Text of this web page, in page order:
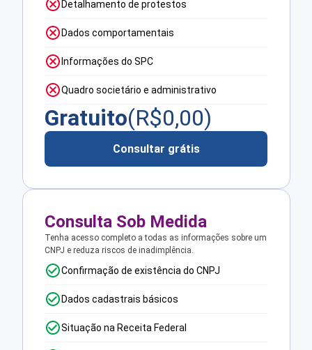
Detalhamento de protestos
Dados comportamentais
Informações do SPC
Quadro societário e administrativo
Gratuito(R$0,00)
Consultar grátis
Consulta Sob Medida
Tenha acesso completo a todas as informações sobre um
CNPJ e reduza riscos de inadimplência.
Confirmação de existência do CNPJ
Dados cadastrais básicos
Situação na Receita Federal